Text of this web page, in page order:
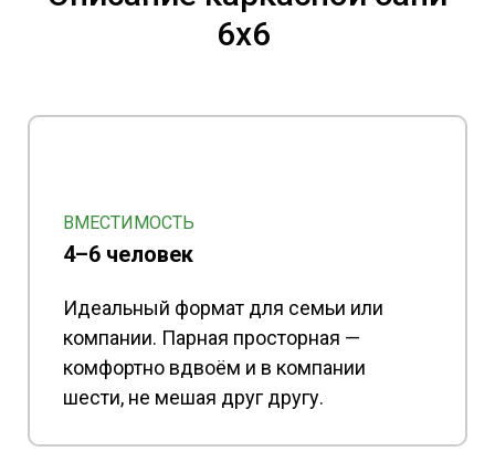
6х6
Идеальный формат для семьи или
компании. Парная просторная —
комфортно вдвоём и в компании
шести, не мешая друг другу.
4–6 человек
ВМЕСТИМОСТЬ